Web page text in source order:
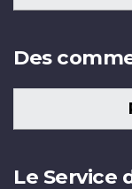
Des
Le Service